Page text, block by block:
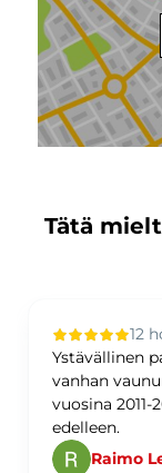
Tätä
12
Ystävällinen
vanhan
vuosina 2011-
edelleen.
Raimo